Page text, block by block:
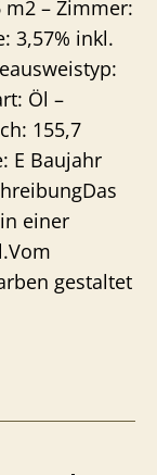
m2 – Zimmer:
3,57% inkl.
Öl –
155,7
E Baujahr
einer
gestaltet